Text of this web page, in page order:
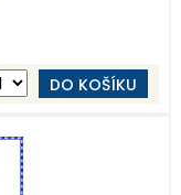
DO KOŠÍKU